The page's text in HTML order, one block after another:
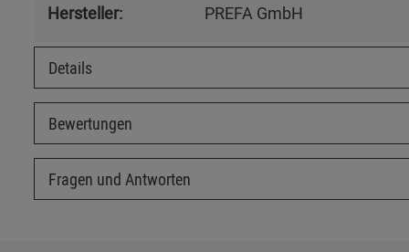
Hersteller:
PREFA GmbH
Details
Bewertungen
Fragen und Antworten